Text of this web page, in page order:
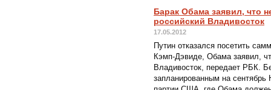
Барак Обама заявил, что
российский Владивосток
17.05.2012
Путин отказался посетить
Кэмп-Дэвиде, Обама заявил,
Владивосток, передает РБК.
запланированным на